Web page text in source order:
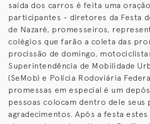
saída dos carros é feita uma
participantes - diretores da Festa
de Nazaré, promesseiros,
colégios que farão a coleta das
procissão de domingo,
Superintendência de Mobilidade
(SeMob) e Polícia Rodoviária
promessas em especial é um
pessoas colocam dentro dele seus
agradecimentos. Após a festa